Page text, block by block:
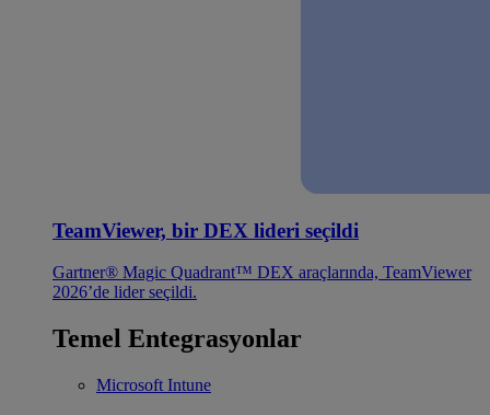
TeamViewer, bir DEX lideri seçildi
Gartner® Magic Quadrant™ DEX araçlarında, TeamViewer
2026’de lider seçildi.
Temel Entegrasyonlar
Microsoft Intune